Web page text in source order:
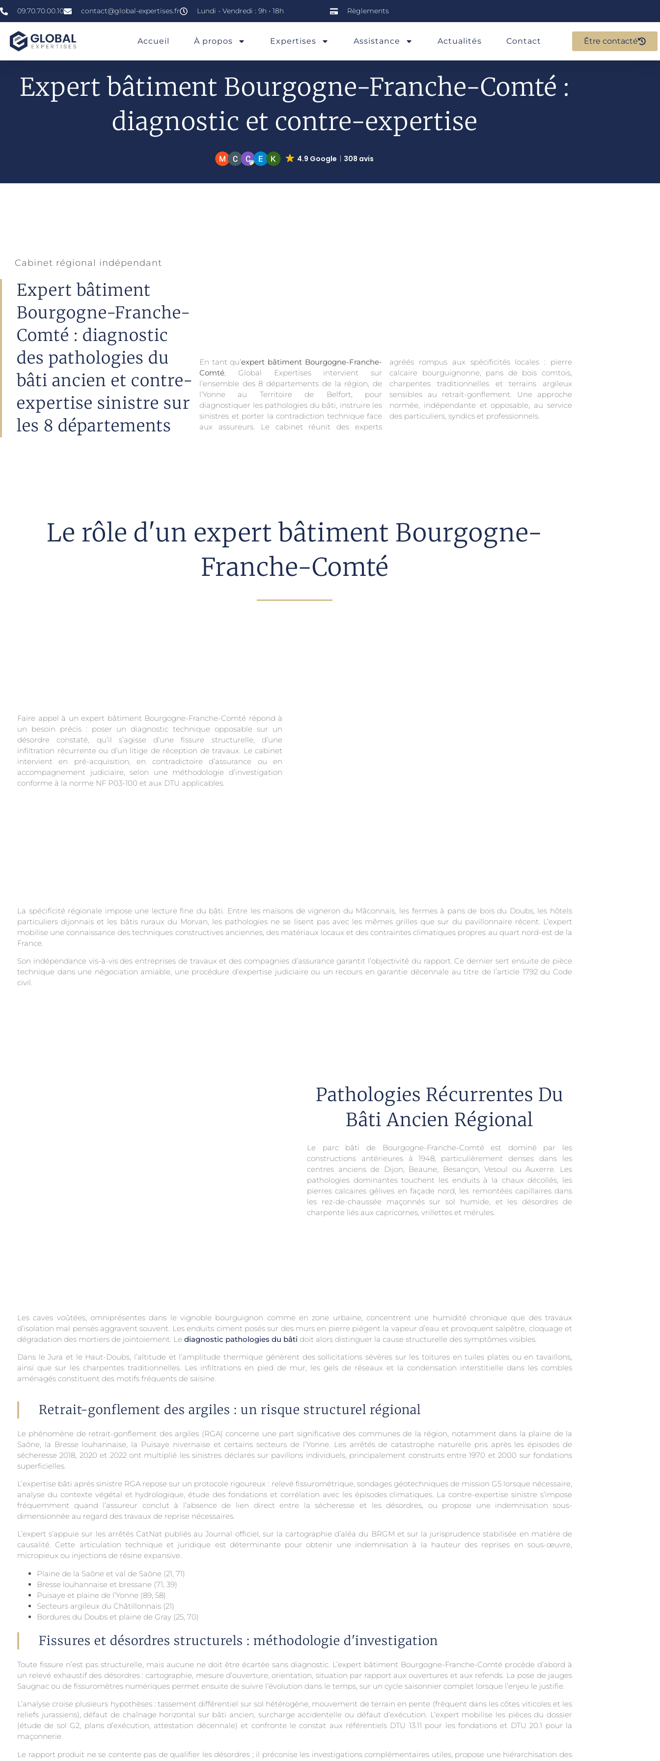
09.70.70.00.10 contact@global-expertises.fr Lundi - Vendredi : 9h • 18h Règlements
Accueil À propos Expertises Assistance Actualités Contact Être contacté
Expert bâtiment Bourgogne-Franche-Comté :
diagnostic et contre-expertise
»»Expert En Bâtiment En Bourgogne-Franche-Comté
4.9 Google 308 avis
Cabinet régional indépendant
Expert bâtiment
Bourgogne-Franche-
Comté : diagnostic
des pathologies du
bâti ancien et contre-
expertise sinistre sur
les 8 départements
En tant qu’expert bâtiment Bourgogne-Franche-
Comté, Global Expertises intervient sur
l’ensemble des 8 départements de la région, de
l’Yonne au Territoire de Belfort, pour
diagnostiquer les pathologies du bâti, instruire les
sinistres et porter la contradiction technique face
aux assureurs. Le cabinet réunit des experts
agréés rompus aux spécificités locales : pierre
calcaire bourguignonne, pans de bois comtois,
charpentes traditionnelles et terrains argileux
sensibles au retrait-gonflement. Une approche
normée, indépendante et opposable, au service
des particuliers, syndics et professionnels.
Le rôle d'un expert bâtiment Bourgogne-
Franche-Comté
Faire appel à un expert bâtiment Bourgogne-Franche-Comté répond à
un besoin précis : poser un diagnostic technique opposable sur un
désordre constaté, qu’il s’agisse d’une fissure structurelle, d’une
infiltration récurrente ou d’un litige de réception de travaux. Le cabinet
intervient en pré-acquisition, en contradictoire d’assurance ou en
accompagnement judiciaire, selon une méthodologie d’investigation
conforme à la norme NF P03-100 et aux DTU applicables.
La spécificité régionale impose une lecture fine du bâti. Entre les maisons de vigneron du Mâconnais, les fermes à pans de bois du Doubs, les hôtels
particuliers dijonnais et les bâtis ruraux du Morvan, les pathologies ne se lisent pas avec les mêmes grilles que sur du pavillonnaire récent. L’expert
mobilise une connaissance des techniques constructives anciennes, des matériaux locaux et des contraintes climatiques propres au quart nord-est de la
France.
Son indépendance vis-à-vis des entreprises de travaux et des compagnies d’assurance garantit l’objectivité du rapport. Ce dernier sert ensuite de pièce
technique dans une négociation amiable, une procédure d’expertise judiciaire ou un recours en garantie décennale au titre de l’article 1792 du Code
civil.
Pathologies Récurrentes Du
Bâti Ancien Régional
Le parc bâti de Bourgogne-Franche-Comté est dominé par les
constructions antérieures à 1948, particulièrement denses dans les
centres anciens de Dijon, Beaune, Besançon, Vesoul ou Auxerre. Les
pathologies dominantes touchent les enduits à la chaux décollés, les
pierres calcaires gélives en façade nord, les remontées capillaires dans
les rez-de-chaussée maçonnés sur sol humide, et les désordres de
charpente liés aux capricornes, vrillettes et mérules.
Les caves voûtées, omniprésentes dans le vignoble bourguignon comme en zone urbaine, concentrent une humidité chronique que des travaux
d’isolation mal pensés aggravent souvent. Les enduits ciment posés sur des murs en pierre piégent la vapeur d’eau et provoquent salpêtre, cloquage et
dégradation des mortiers de jointoiement. Le diagnostic pathologies du bâti doit alors distinguer la cause structurelle des symptômes visibles.
Dans le Jura et le Haut-Doubs, l’altitude et l’amplitude thermique génèrent des sollicitations sévères sur les toitures en tuiles plates ou en tavaillons,
ainsi que sur les charpentes traditionnelles. Les infiltrations en pied de mur, les gels de réseaux et la condensation interstitielle dans les combles
aménagés constituent des motifs fréquents de saisine.
Retrait-gonflement des argiles : un risque structurel régional
Le phénomène de retrait-gonflement des argiles (RGA) concerne une part significative des communes de la région, notamment dans la plaine de la
Saône, la Bresse louhannaise, la Puisaye nivernaise et certains secteurs de l’Yonne. Les arrêtés de catastrophe naturelle pris après les épisodes de
sécheresse 2018, 2020 et 2022 ont multiplié les sinistres déclarés sur pavillons individuels, principalement construits entre 1970 et 2000 sur fondations
superficielles.
L’expertise bâti après sinistre RGA repose sur un protocole rigoureux : relevé fissurométrique, sondages géotechniques de mission G5 lorsque nécessaire,
analyse du contexte végétal et hydrologique, étude des fondations et corrélation avec les épisodes climatiques. La contre-expertise sinistre s’impose
fréquemment quand l’assureur conclut à l’absence de lien direct entre la sécheresse et les désordres, ou propose une indemnisation sous-
dimensionnée au regard des travaux de reprise nécessaires.
L’expert s’appuie sur les arrêtés CatNat publiés au Journal officiel, sur la cartographie d’aléa du BRGM et sur la jurisprudence stabilisée en matière de
causalité. Cette articulation technique et juridique est déterminante pour obtenir une indemnisation à la hauteur des reprises en sous-œuvre,
micropieux ou injections de résine expansive.
Plaine de la Saône et val de Saône (21, 71)
Bresse louhannaise et bressane (71, 39)
Puisaye et plaine de l’Yonne (89, 58)
Secteurs argileux du Châtillonnais (21)
Bordures du Doubs et plaine de Gray (25, 70)
Fissures et désordres structurels : méthodologie d'investigation
Toute fissure n’est pas structurelle, mais aucune ne doit être écartée sans diagnostic. L’expert bâtiment Bourgogne-Franche-Comté procède d’abord à
un relevé exhaustif des désordres : cartographie, mesure d’ouverture, orientation, situation par rapport aux ouvertures et aux refends. La pose de jauges
Saugnac ou de fissuromètres numériques permet ensuite de suivre l’évolution dans le temps, sur un cycle saisonnier complet lorsque l’enjeu le justifie.
L’analyse croise plusieurs hypothèses : tassement différentiel sur sol hétérogène, mouvement de terrain en pente (fréquent dans les côtes viticoles et les
reliefs jurassiens), défaut de chaînage horizontal sur bâti ancien, surcharge accidentelle ou défaut d’exécution. L’expert mobilise les pièces du dossier
(étude de sol G2, plans d’exécution, attestation décennale) et confronte le constat aux référentiels DTU 13.11 pour les fondations et DTU 20.1 pour la
maçonnerie.
Le rapport produit ne se contente pas de qualifier les désordres ; il préconise les investigations complémentaires utiles, propose une hiérarchisation des